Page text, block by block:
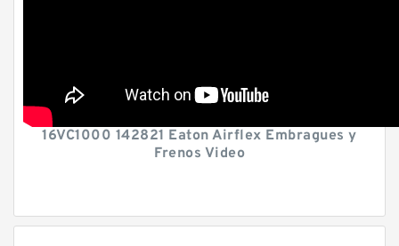
16VC1000 142821 Eaton Airflex Embragues y
Frenos Video